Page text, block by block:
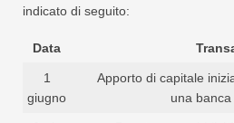
indicato di seguito:
Data
1
giugno
Apporto di capitale
una